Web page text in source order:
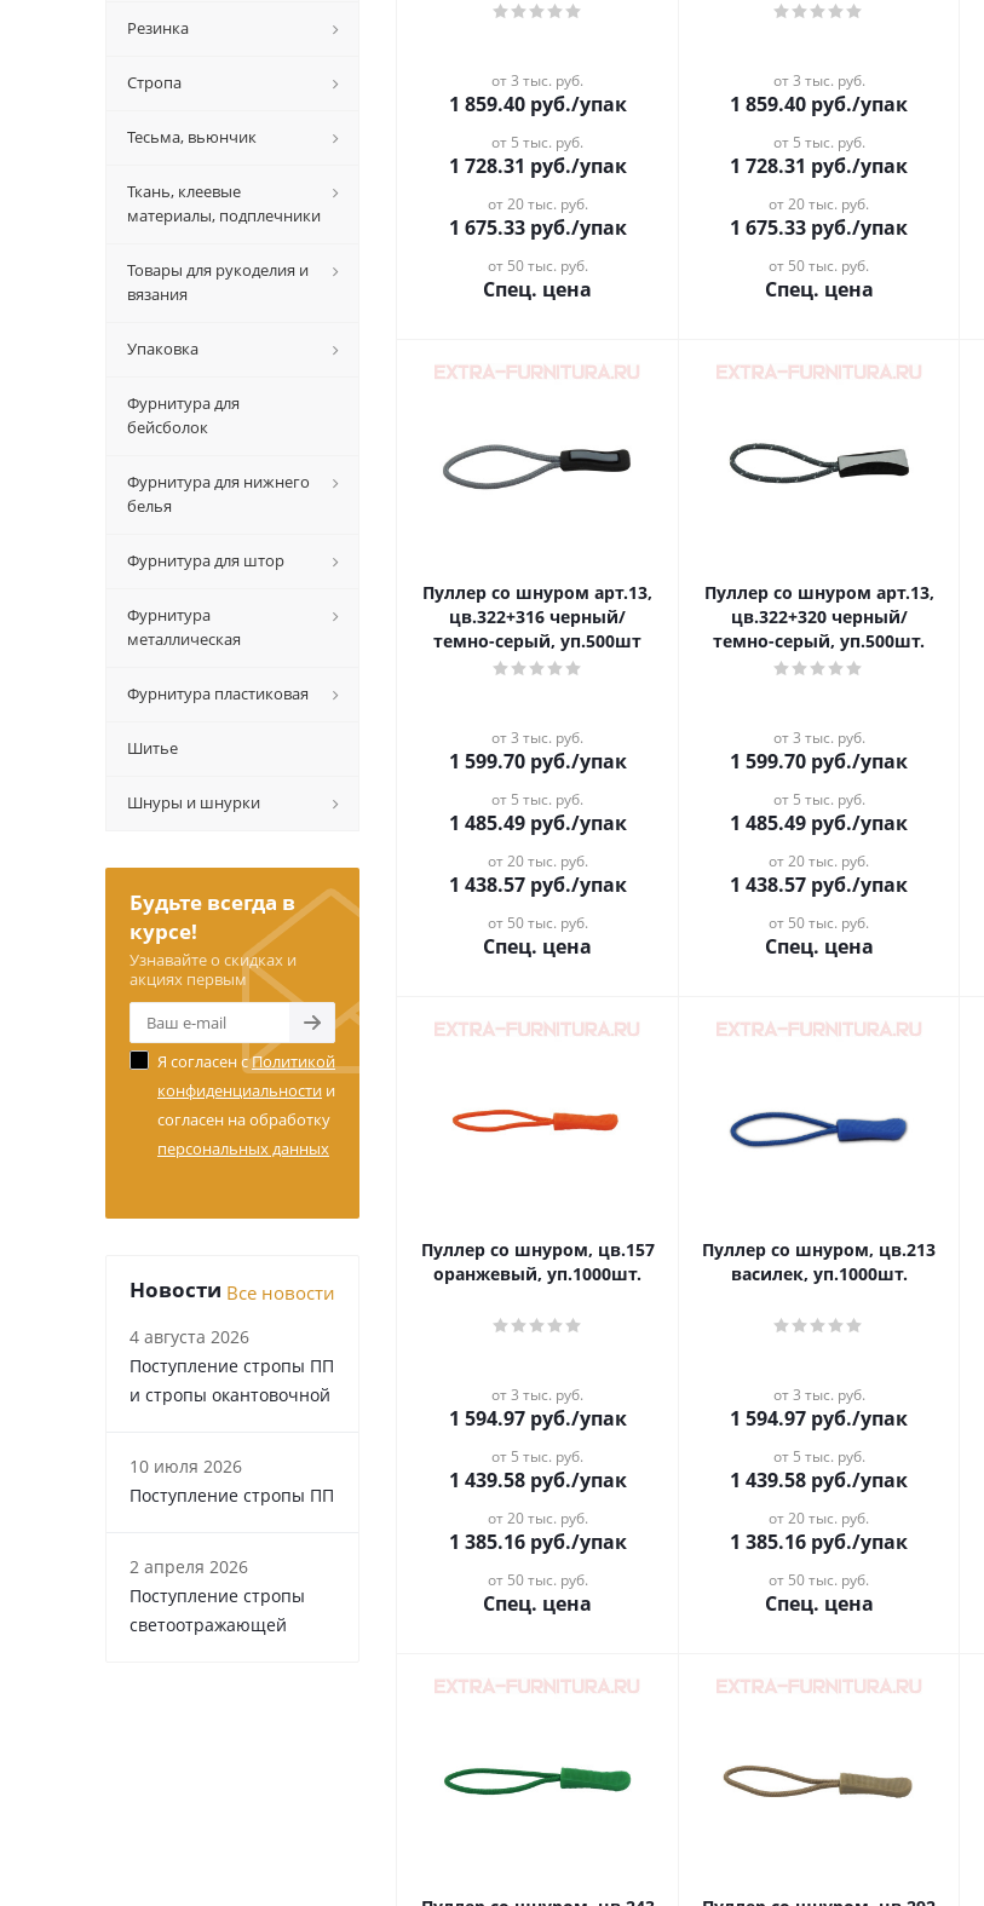
от 3 тыс. руб.
1 859.40руб./упак
от 5 тыс. руб.
1 728.31 руб./упак
от 20 тыс. руб.
1 675.33руб./упак
от 50 тыс. руб.
Спец. цена
от 3 тыс. руб.
1 859.40 руб./упак
от 5 тыс. руб.
1 728.31 руб./упак
от 20 тыс. руб.
1 675.33 руб./упак
от 50 тыс. руб.
Спец. цена
Пуллер со шнуром арт.13,
цв.322+316 черный/
темно-серый, уп.500шт
от 3 тыс. руб.
1 599.70руб./упак
от 5 тыс. руб.
1 485.49руб./упак
от 20 тыс. руб.
1 438.57руб./упак
от 50 тыс. руб.
Спец. цена
Пуллер со шнуром арт.13,
цв.322+320 черный/
темно-серый, уп.500шт.
от 3 тыс. руб.
1 599.70 руб./упак
от 5 тыс. руб.
1 485.49 руб./упак
от 20 тыс. руб.
1 438.57 руб./упак
от 50 тыс. руб.
Спец. цена
Пуллер со шнуром, цв.157
оранжевый, уп.1000шт.
от 3 тыс. руб.
1 594.97руб./упак
от 5 тыс. руб.
1 439.58руб./упак
от 20 тыс. руб.
1 385.16руб./упак
от 50 тыс. руб.
Спец. цена
Пуллер со шнуром, цв.213
василек, уп.1000шт.
от 3 тыс. руб.
1 594.97 руб./упак
от 5 тыс. руб.
1 439.58 руб./упак
от 20 тыс. руб.
1 385.16 руб./упак
от 50 тыс. руб.
Спец. цена
Резинка
Стропа
Тесьма, вьюнчик
Ткань, клеевые
материалы, подплечники
Товары для рукоделия и
вязания
Упаковка
Фурнитура для
бейсболок
Фурнитура для нижнего
белья
Фурнитура для штор
Фурнитура
металлическая
Фурнитура пластиковая
Шитье
Шнуры и шнурки
Будьте всегда в
курсе!
Узнавайте о скидках и
акциях первым
Я согласен сПолитикой
конфиденциальности и
согласен на обработку
персональных данных
Новости Все новости
4 августа 2026
Поступление стропы ПП
и стропы окантовочной
10 июля 2026
Поступление стропы ПП
2 апреля 2026
Поступление стропы
светоотражающей